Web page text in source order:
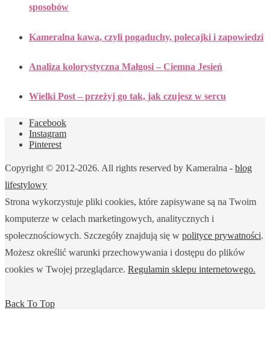
sposobów
Kameralna kawa, czyli pogaduchy, polecajki i zapowiedzi
Analiza kolorystyczna Małgosi – Ciemna Jesień
Wielki Post – przeżyj go tak, jak czujesz w sercu
Facebook
Instagram
Pinterest
Copyright © 2012-2026. All rights reserved by Kameralna - blog
lifestylowy
Strona wykorzystuje pliki cookies, które zapisywane są na Twoim
komputerze w celach marketingowych, analitycznych i
społecznościowych. Szczegóły znajdują się w polityce prywatności.
Możesz określić warunki przechowywania i dostępu do plików
cookies w Twojej przeglądarce. Regulamin sklepu internetowego.
Back To Top